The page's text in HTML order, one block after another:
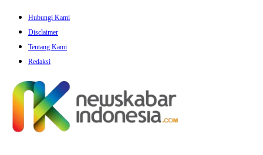
Skip
content
Hubungi Kami
Disclaimer
Tentang Kami
Redaksi